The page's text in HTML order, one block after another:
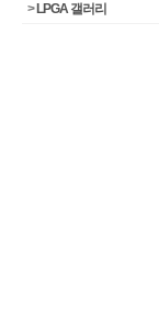
> LPGA 갤러리